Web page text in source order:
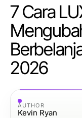
7 Cara
2026
AUTHOR
Kevin Ryan